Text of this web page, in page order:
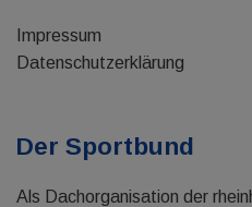
Impressum
Datenschutzerklärung
Der Sportbund
Als Dachorganisation der